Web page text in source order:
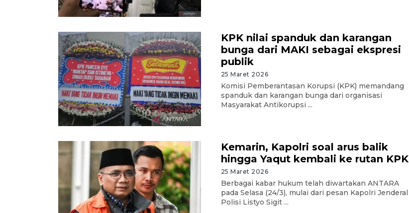
KPK nilai spanduk dan karangan
bunga dari MAKI sebagai ekspresi
publik
25 Maret 2026
Komisi Pemberantasan Korupsi (KPK) memandang
spanduk dan karangan bunga dari organisasi
Masyarakat Antikorupsi ...
Kemarin, Kapolri soal arus balik
hingga Yaqut kembali ke rutan KPK
25 Maret 2026
Berbagai kabar hukum telah diwartakan ANTARA
pada Selasa (24/3), mulai dari pesan Kapolri Jenderal
Polisi Listyo Sigit ...